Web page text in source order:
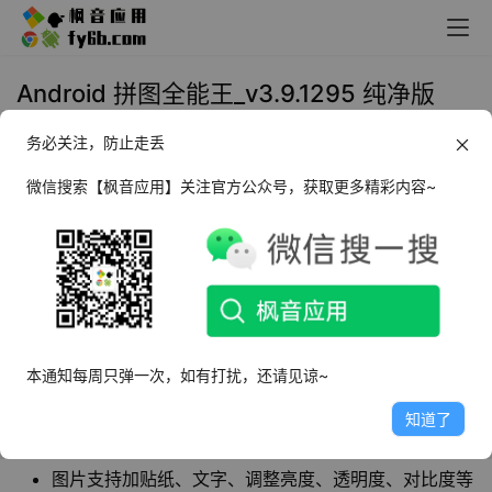
Android 拼图全能王_v3.9.1295 纯净版
2023年3月25日 11:37
件，提供多种
拼图截图工具和素材模板，通过软
件制作长图文和九宫格照片很简单。
软件特点
可以一键拼接长图、九宫格拼图、海报拼图等多种方式
图片支持加贴纸、文字、调整亮度、透明度、对比度等
务必关注，防止走丢
微信搜索【枫音应用】关注官方公众号，获取更多精彩内容~
本通知每周只弹一次，如有打扰，还请见谅~
知道了